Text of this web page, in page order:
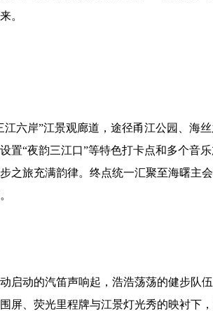
。
江六岸”江景观廊道，途径甬江公园、海
置“夜韵三江口”等特色打卡点和多个音
之旅充满韵律。终点统一汇聚至海曙主
启动的汽笛声响起，浩浩荡荡的健步队
屏、荧光里程牌与江景灯光秀的映衬下